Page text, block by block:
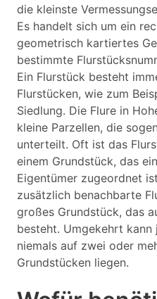
die kleinste
Es handelt sich um ein
geometrisch kartiertes
bestimmte
Ein Flurstück besteht
Flurstücken, wie zum
Siedlung. Die Flure in
kleine Parzellen, die
unterteilt. Oft ist das
einem Grundstück, das
Eigentümer zugeordnet
zusätzlich benachbarte
großes Grundstück, das
besteht. Umgekehrt
niemals auf zwei oder
Grundstücken liegen.